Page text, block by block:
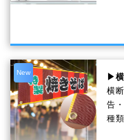
New
▶
横
告
種